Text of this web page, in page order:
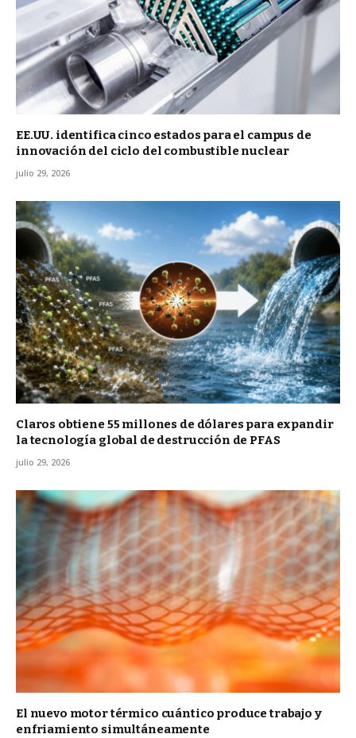
EE.UU. identifica cinco estados para el campus de
innovación del ciclo del combustible nuclear
julio 29, 2026
Claros obtiene 55 millones de dólares para expandir
la tecnología global de destrucción de PFAS
julio 29, 2026
El nuevo motor térmico cuántico produce trabajo y
enfriamiento simultáneamente